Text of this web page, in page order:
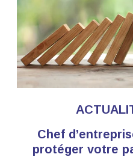
Chef
protéger votre